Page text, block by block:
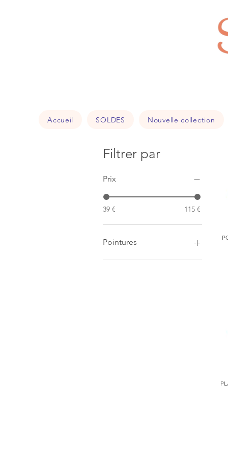
Accueil SOLDES Nouvelle collection
Filtrer par
Prix
39 € 115 €
Pointures
18